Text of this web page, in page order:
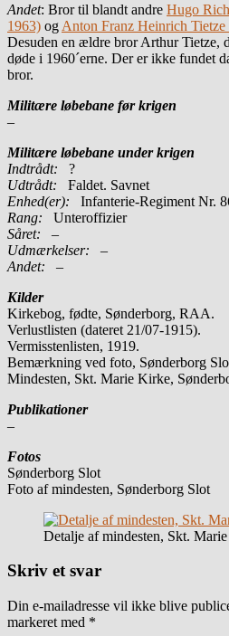
Andet: Bror til blandt andre Hugo
1963) og Anton Franz Heinrich
Desuden en ældre bror Arthur Tietze,
døde i 1960´erne. Der er ikke fundet
bror.
Militære løbebane før krigen
–
Militære løbebane under krigen
Indtrådt: ?
Udtrådt: Faldet. Savnet
Enhed(er):
Infanterie-Regiment Nr.
Rang:
Unteroffizier
Såret: –
Udmærkelser: –
Andet: –
Kilder
Kirkebog, fødte, Sønderborg, RAA.
Verlustlisten (dateret 21/07-1915).
Vermisstenlisten, 1919.
Bemærkning ved foto, Sønderborg
Mindesten, Skt. Marie Kirke,
Publikationer
–
Fotos
Sønderborg Slot
Foto af mindesten, Sønderborg Slot
Detalje af mindesten, Skt.
Skriv et svar
Din e-mailadresse vil ikke blive
markeret med *